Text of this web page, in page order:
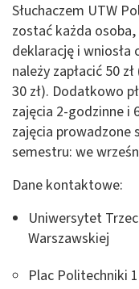
Słuchaczem UTW
zostać każda osoba,
deklarację i wniosła
należy zapłacić 50
30 zł). Dodatkowo
zajęcia 2-godzinne i
zajęcia prowadzone
semestru: we
Dane kontaktowe:
Uniwersytet
Warszawskiej
Plac Politechniki